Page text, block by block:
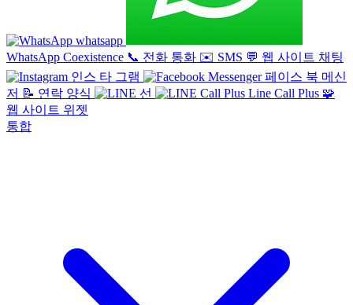
whatsapp
WhatsApp Coexistence 📞 전화 통화 ✉️ SMS 💬 웹 사이트 채팅
인스 타 그램
페이스 북 메신
저 📝 연락 양식 선 Line Call Plus 🧩
웹 사이트 위젯
통합